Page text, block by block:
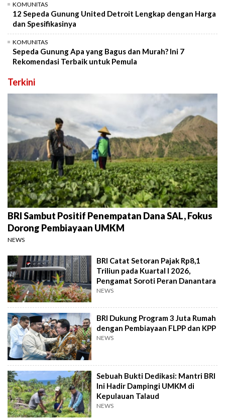
KOMUNITAS
12 Sepeda Gunung United Detroit Lengkap dengan Harga
dan Spesifikasinya
KOMUNITAS
Sepeda Gunung Apa yang Bagus dan Murah? Ini 7
Rekomendasi Terbaik untuk Pemula
Terkini
BRI Sambut Positif Penempatan Dana SAL, Fokus
Dorong Pembiayaan UMKM
NEWS
BRI Catat Setoran Pajak Rp8,1
Triliun pada Kuartal I 2026,
Pengamat Soroti Peran Danantara
NEWS
BRI Dukung Program 3 Juta Rumah
dengan Pembiayaan FLPP dan KPP
NEWS
Sebuah Bukti Dedikasi: Mantri BRI
Ini Hadir Dampingi UMKM di
Kepulauan Talaud
NEWS